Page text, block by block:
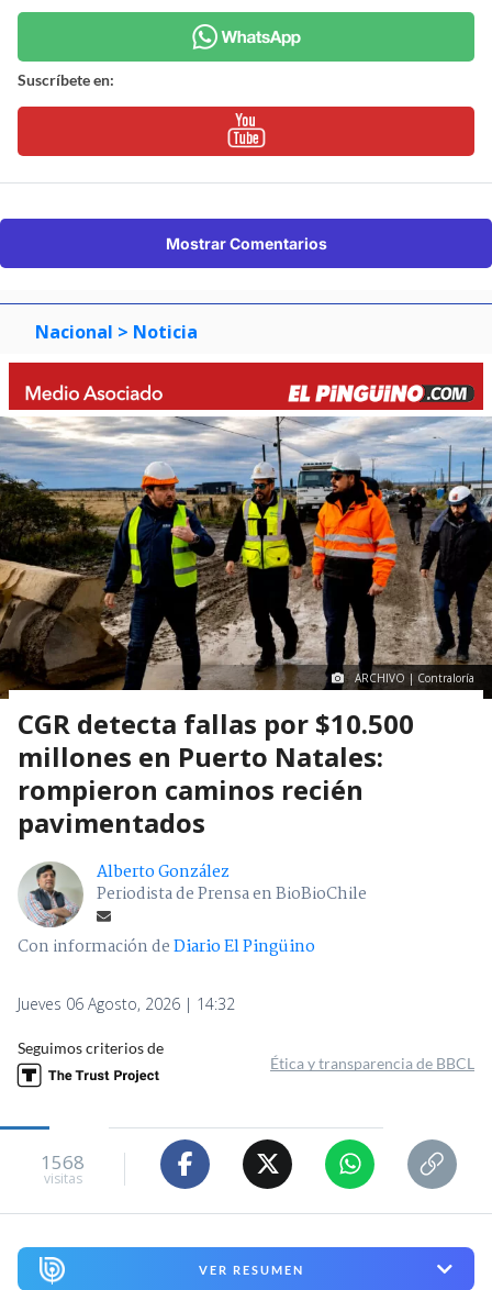
Suscríbete en:
Mostrar Comentarios
Nacional > Noticia
ARCHIVO | Contraloría
CGR detecta fallas por $10.500
millones en Puerto Natales:
rompieron caminos recién
pavimentados
Alberto González
Periodista de Prensa en BioBioChile
Con información deDiario El Pingüino
Jueves 06 Agosto, 2026 | 14:32
Seguimos criterios de
Ética y transparencia de BBCL
1568
visitas
VER RESUMEN